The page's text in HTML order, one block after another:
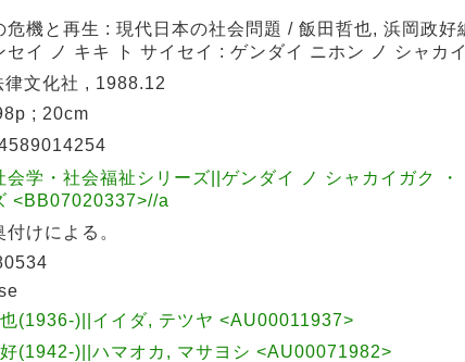
危機と再生 : 現代日本の社会問題 / 飯田哲也, 浜岡政好
セイ ノ キキ ト サイセイ : ゲンダイ ニホン ノ シャカ
律文化社 , 1988.12
; 20cm
会学・社会福祉シリーズ||ゲンダイ ノ シャカイガク ・
<BB07020337>//a
けによる。
(1936-)||イイダ, テツヤ <AU00011937>
(1942-)||ハマオカ, マサヨシ <AU00071982>